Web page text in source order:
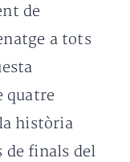
de
a tots
quatre
història
de finals del